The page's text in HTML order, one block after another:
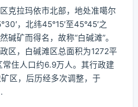
克拉玛依市北部，地处准噶尔
，北纬45°15′至45°45′之
碱矿而得名，故称“白碱滩”。
区，白碱滩区总面积为1272平
住人口约6.9万人。其行政建
区，后历经多次调整，于